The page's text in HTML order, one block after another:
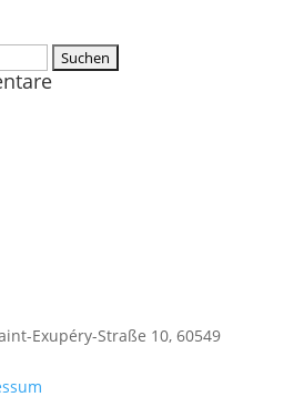
Exupéry-Straße 10, 60549